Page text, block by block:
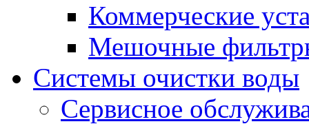
Коммерческие
Мешочные
Системы очистки воды
Сервисное